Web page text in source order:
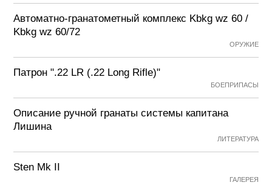
Автоматно-гранатометный комплекс Kbkg wz 60 /
Kbkg wz 60/72
ОРУЖИЕ
Патрон ".22 LR (.22 Long Rifle)"
БОЕПРИПАСЫ
Описание ручной гранаты системы капитана
Лишина
ЛИТЕРАТУРА
Sten Mk II
ГАЛЕРЕЯ